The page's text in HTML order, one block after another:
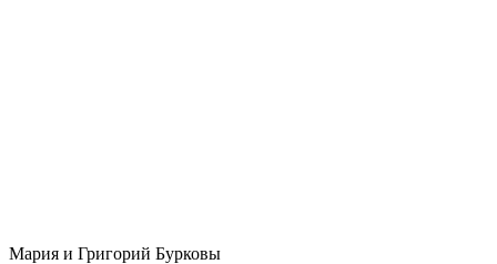
Мария и Григорий Бурковы